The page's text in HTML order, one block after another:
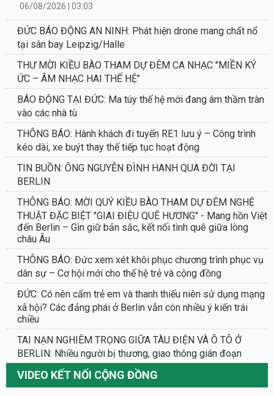
06/08/2026 | 03:03
ĐỨC BÁO ĐỘNG AN NINH: Phát hiện drone mang chất nổ
tại sân bay Leipzig/Halle
THƯ MỜI KIỀU BÀO THAM DỰ ĐÊM CA NHẠC "MIỀN KÝ
ỨC – ÂM NHẠC HAI THẾ HỆ"
BÁO ĐỘNG TẠI ĐỨC: Ma túy thế hệ mới đang âm thầm tràn
vào các nhà tù
THÔNG BÁO: Hành khách đi tuyến RE1 lưu ý – Công trình
kéo dài, xe buýt thay thế tiếp tục hoạt động
TIN BUỒN: ÔNG NGUYỄN ĐÌNH HANH QUA ĐỜI TẠI
BERLIN
THÔNG BÁO: MỜI QUÝ KIỀU BÀO THAM DỰ ĐÊM NGHỆ
THUẬT ĐẶC BIỆT "GIAI ĐIỆU QUÊ HƯƠNG" - Mang hồn Việt
đến Berlin – Gìn giữ bản sắc, kết nối tình quê giữa lòng
châu Âu
THÔNG BÁO: Đức xem xét khôi phục chương trình phục vụ
dân sự – Cơ hội mới cho thế hệ trẻ và cộng đồng
ĐỨC: Có nên cấm trẻ em và thanh thiếu niên sử dụng mạng
xã hội? Các đảng phái ở Berlin vẫn còn nhiều ý kiến trái
chiều
TAI NẠN NGHIÊM TRỌNG GIỮA TÀU ĐIỆN VÀ Ô TÔ Ở
BERLIN: Nhiều người bị thương, giao thông gián đoạn
VIDEO KẾT NỐI CỘNG ĐỒNG